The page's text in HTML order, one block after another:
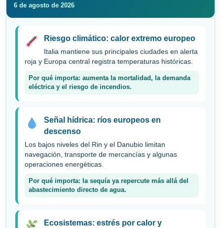
6 de agosto de 2026
Riesgo climático: calor extremo europeo
Italia mantiene sus principales ciudades en alerta
roja y Europa central registra temperaturas históricas.
Por qué importa: aumenta la mortalidad, la demanda
eléctrica y el riesgo de incendios.
Señal hídrica: ríos europeos en
descenso
Los bajos niveles del Rin y el Danubio limitan
navegación, transporte de mercancías y algunas
operaciones energéticas.
Por qué importa: la sequía ya repercute más allá del
abastecimiento directo de agua.
Ecosistemas: estrés por calor y